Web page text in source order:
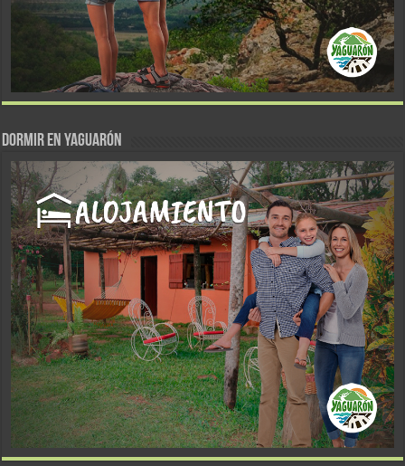
DORMIR EN YAGUARÓN